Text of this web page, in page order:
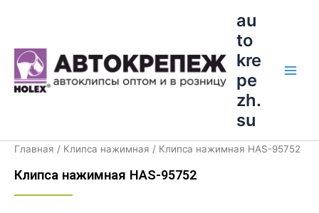
au
to
kre
pe
zh.
su
Главная / Клипса нажимная / Клипса нажимная HAS-95752
Клипса нажимная HAS-95752